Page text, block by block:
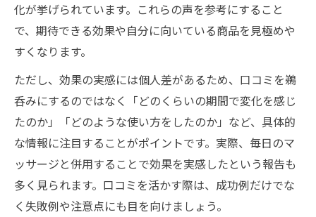
化が挙げられています。これらの声を参考にすること
で、期待できる効果や自分に向いている商品を見極めや
すくなります。
ただし、効果の実感には個人差があるため、口コミを鵜
呑みにするのではなく「どのくらいの期間で変化を感じ
たのか」「どのような使い方をしたのか」など、具体的
な情報に注目することがポイントです。実際、毎日のマ
ッサージと併用することで効果を実感したという報告も
多く見られます。口コミを活かす際は、成功例だけでな
く失敗例や注意点にも目を向けましょう。